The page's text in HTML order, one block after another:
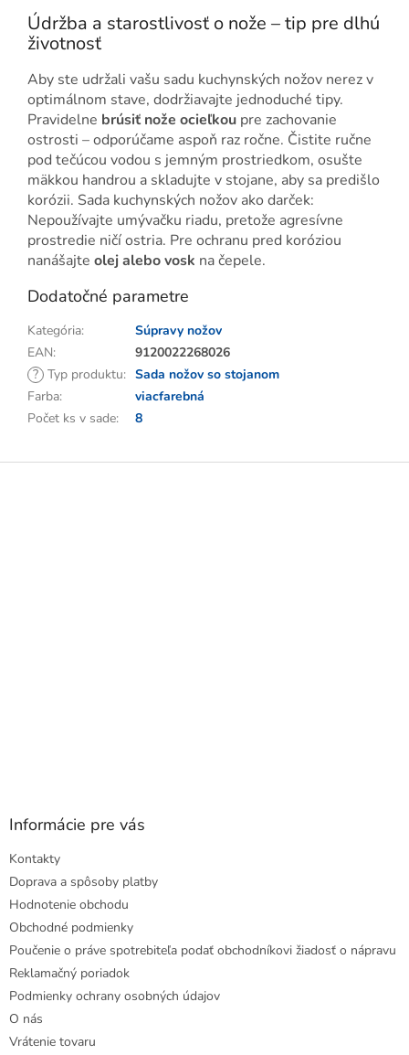
Údržba a starostlivosť o nože – tip pre dlhú
životnosť
Aby ste udržali vašu sadu kuchynských nožov nerez v
optimálnom stave, dodržiavajte jednoduché tipy.
Pravidelne brúsiť nože ocieľkou pre zachovanie
ostrosti – odporúčame aspoň raz ročne. Čistite ručne
pod tečúcou vodou s jemným prostriedkom, osušte
mäkkou handrou a skladujte v stojane, aby sa predišlo
korózii. Sada kuchynských nožov ako darček:
Nepoužívajte umývačku riadu, pretože agresívne
prostredie ničí ostria. Pre ochranu pred koróziou
nanášajte olej alebo vosk na čepele.
Dodatočné parametre
Kategória:
Súpravy nožov
EAN:
9120022268026
? Typ produktu: Sada nožov so stojanom
Farba:
viacfarebná
Počet ks v sade: 8
Z
Informácie pre vás
Kontakty
Doprava a spôsoby platby
Hodnotenie obchodu
Obchodné podmienky
Poučenie o práve spotrebiteľa podať obchodníkovi žiadosť o nápravu
Reklamačný poriadok
Podmienky ochrany osobných údajov
O nás
Vrátenie tovaru